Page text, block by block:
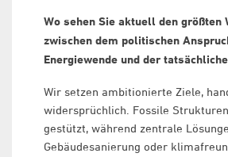
Wo sehen Sie aktuell den größten
zwischen dem politischen
Energiewende und der
Wir setzen ambitionierte Ziele,
widersprüchlich. Fossile
gestützt, während zentrale
Gebäudesanierung oder